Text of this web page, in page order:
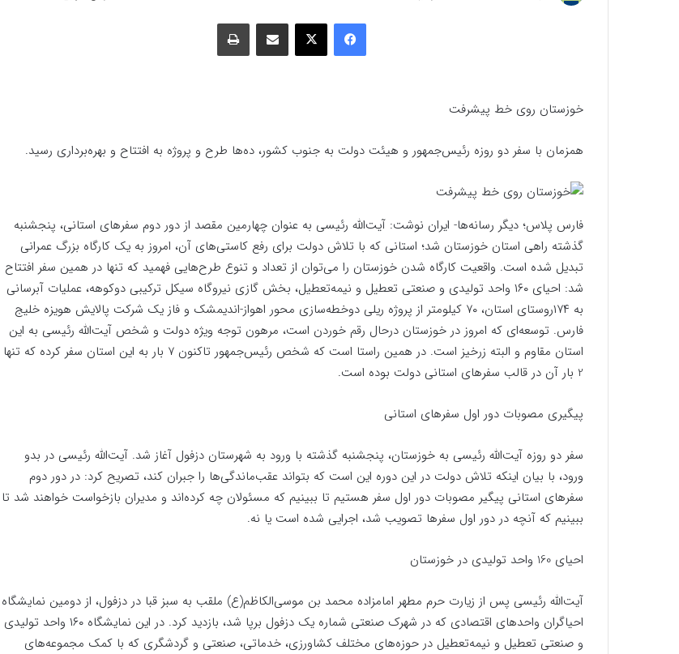
فیسبوک ایکس اشتراک گذاری با ایمیل چاپ
خوزستان روی خط پیشرفت
همزمان با سفر دو روزه رئیس‌جمهور و هیئت دولت به جنوب کشور، ده‌ها طرح و پروژه به افتتاح و بهره‌برداری رسید.
فارس پلاس؛ دیگر رسانه‌‌ها- ایران نوشت: آیت‌الله رئیسی به عنوان چهارمین مقصد از دور دوم سفرهای استانی، پنجشنبه
گذشته راهی استان خوزستان شد؛ استانی که با تلاش دولت برای رفع کاستی‌های آن، امروز به یک کارگاه بزرگ عمرانی
تبدیل شده است. واقعیت کارگاه شدن خوزستان را می‌توان از تعداد و تنوع طرح‌هایی فهمید که تنها در همین سفر افتتاح
شد: احیای ۱۶۰ واحد تولیدی و صنعتی تعطیل و نیمه‌تعطیل، بخش گازی نیروگاه سیکل ترکیبی دوکوهه، عملیات آبرسانی
به ۱۷۴روستای استان، ۷۰ کیلومتر از پروژه ریلی دوخطه‌سازی محور اهواز-اندیمشک و فاز یک شرکت پالایش هویزه خلیج
فارس. توسعه‌ای که امروز در خوزستان درحال رقم خوردن است، مرهون توجه ویژه دولت و شخص آیت‌الله رئیسی به این
استان مقاوم و البته زرخیز است. در همین راستا است که شخص رئیس‌جمهور تاکنون 7 بار به این استان سفر کرده که تنها
2 بار آن در قالب سفرهای استانی دولت بوده است.
پیگیری مصوبات دور اول سفرهای استانی
سفر دو روزه آیت‌الله رئیسی به خوزستان، پنجشنبه گذشته با ورود به شهرستان دزفول آغاز شد. آیت‌الله رئیسی در بدو
ورود، با بیان اینکه تلاش دولت در این دوره این است که بتواند عقب‌ماندگی‌ها را جبران کند، تصریح کرد: در دور دوم
سفرهای استانی پیگیر مصوبات دور اول سفر هستیم تا ببینیم که مسئولان چه کرده‌اند و مدیران بازخواست خواهند شد تا
ببینیم که آنچه در دور اول سفرها تصویب شد، اجرایی شده است یا نه.
احیای 160 واحد تولیدی در خوزستان
آیت‌الله رئیسی پس از زیارت حرم مطهر امامزاده محمد بن موسی‌الکاظم(ع) ملقب به سبز قبا در دزفول، از دومین نمایشگاه
احیاگران واحدهای اقتصادی که در شهرک صنعتی شماره یک دزفول برپا شد، بازدید کرد. در این نمایشگاه ۱۶۰ واحد تولیدی
و صنعتی تعطیل و نیمه‌تعطیل در حوزه‌های مختلف کشاورزی، خدماتی، صنعتی و گردشگری که با کمک مجموعه‌های